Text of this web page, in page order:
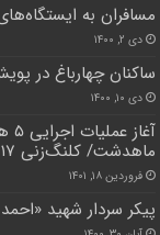
مسافران به
دی ۲, ۱۴۰۰
ساکنان چهارباغ در
دی ۱۰, ۱۴۰۰
ماهدشت/ کلنگ‌زنی ۱۷ هزار واحد مسکن در البرز
فروردین ۱۸, ۱۴۰۱
پیکر سردار شهید